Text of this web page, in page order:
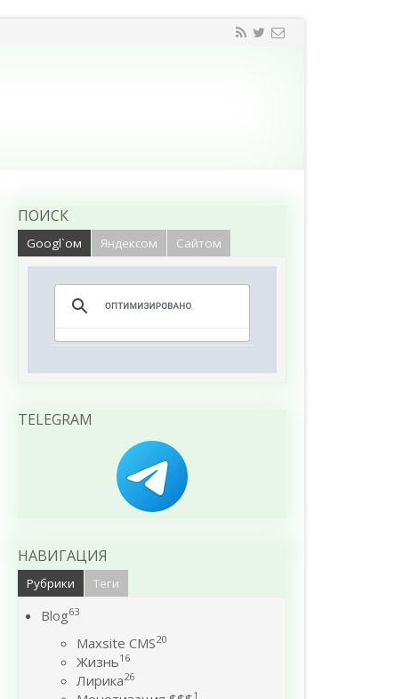
ПОИСК
Googl`ом Яндексом Сайтом
TELEGRAM
НАВИГАЦИЯ
Рубрики Теги
Blog63
Maxsite CMS20
Жизнь16
Лирика26
1